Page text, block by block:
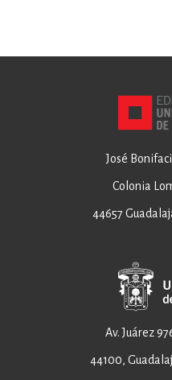
José
Colonia
44657
Av. Juárez
44100,